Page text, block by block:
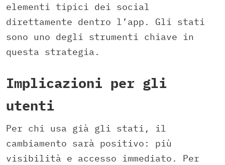
elementi tipici dei social
direttamente dentro l’app. Gli stati
sono uno degli strumenti chiave in
questa strategia.
Implicazioni per gli
utenti
Per chi usa già gli stati, il
cambiamento sarà positivo: più
visibilità e accesso immediato. Per